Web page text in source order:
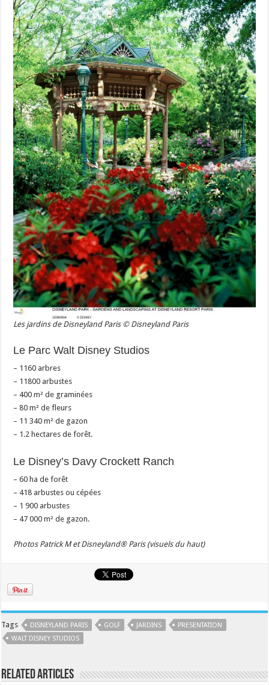
Les jardins de Disneyland Paris © Disneyland Paris
Le Parc Walt Disney Studios
– 1160 arbres
– 11800 arbustes
– 400 m² de graminées
– 80 m² de fleurs
– 11 340 m² de gazon
– 1.2 hectares de forêt.
Le Disney’s Davy Crockett Ranch
– 60 ha de forêt
– 418 arbustes ou cépées
– 1 900 arbustes
– 47 000 m² de gazon.
Photos Patrick M et Disneyland® Paris (visuels du haut)
Tags DISNEYLAND PARIS GOLF JARDINS
PRESENTATION
WALT DISNEY STUDIOS
Related Articles